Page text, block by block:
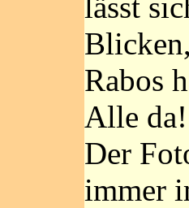
Rabos
Alle
Der
immer